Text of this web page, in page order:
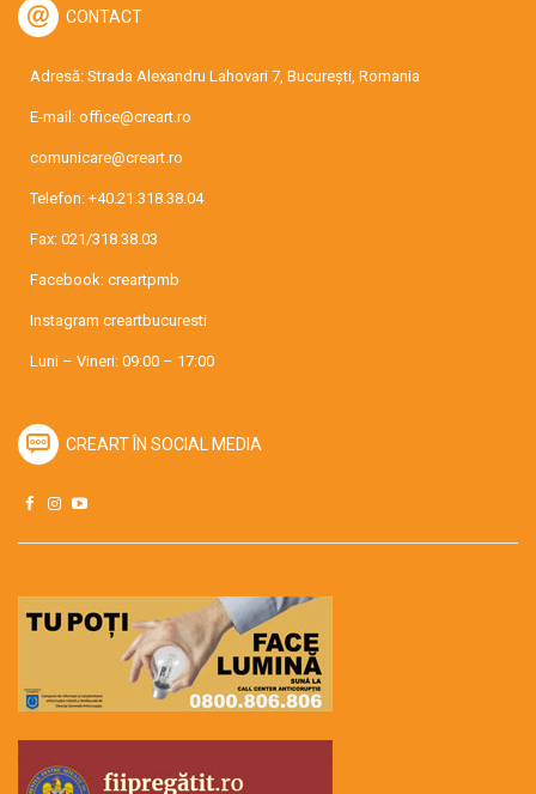
CONTACT
Adresă: Strada Alexandru Lahovari 7, București, Romania
E-mail: office@creart.ro
comunicare@creart.ro
Telefon: +40.21.318.38.04
Fax: 021/318.38.03
Facebook: creartpmb
Instagram creartbucuresti
Luni – Vineri: 09:00 – 17:00
CREART ÎN SOCIAL MEDIA